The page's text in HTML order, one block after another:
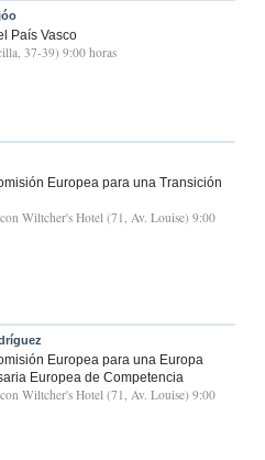
País Vasco
37-39) 9:00 horas
Europea para una Transición
Wiltcher's Hotel (71, Av. Louise) 9:00
Europea para una Europa
Europea de Competencia
Wiltcher's Hotel (71, Av. Louise) 9:00